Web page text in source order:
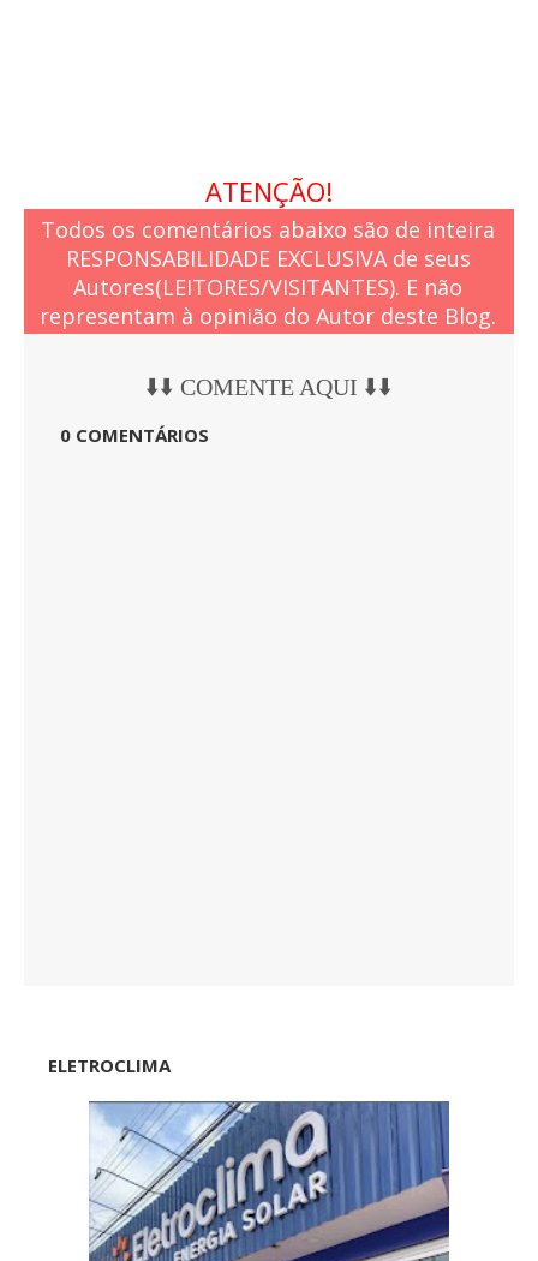
ATENÇÃO!
Todos os comentários abaixo são de inteira
RESPONSABILIDADE EXCLUSIVA de seus
Autores(LEITORES/VISITANTES). E não
representam à opinião do Autor deste Blog.
⬇️⬇️ COMENTE AQUI ⬇️⬇️
0 COMENTÁRIOS
ELETROCLIMA